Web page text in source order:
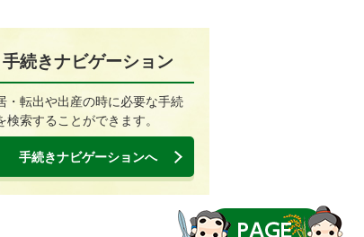
手続きナビゲーション
・転出や出産の時に必要な手続
検索することができます。
手続きナビゲーションへ